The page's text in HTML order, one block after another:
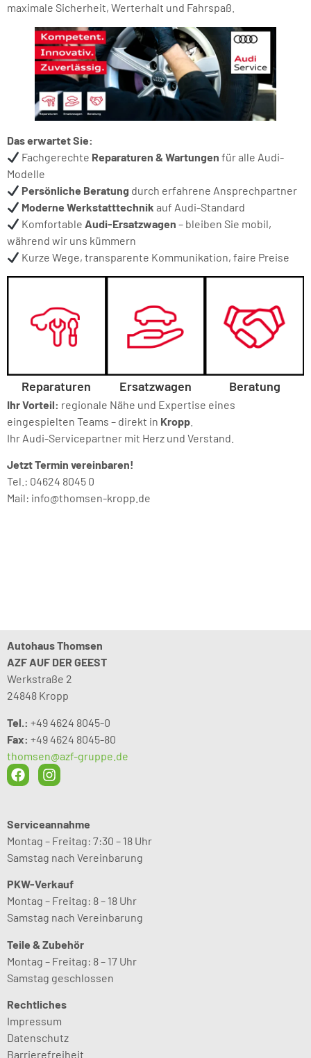
maximale Sicherheit, Werterhalt und Fahrspaß.
Das erwartet Sie:
Fachgerechte Reparaturen & Wartungen für alle Audi-
Modelle
Persönliche Beratung durch erfahrene Ansprechpartner
Moderne Werkstatttechnik auf Audi-Standard
Komfortable Audi-Ersatzwagen – bleiben Sie mobil,
während wir uns kümmern
Kurze Wege, transparente Kommunikation, faire Preise
Reparaturen Ersatzwagen Beratung
Ihr Vorteil: regionale Nähe und Expertise eines
eingespielten Teams – direkt in Kropp
Ihr Audi-Servicepartner mit Herz und Verstand.
Jetzt Termin vereinbaren!
Tel.: 04624 8045 0
Mail: info@thomsen-kropp.de
Autohaus Thomsen
AZF AUF DER GEEST
Werkstraße 2
24848 Kropp
Tel.: +49 4624 8045-0
Fax: +49 4624 8045-80
thomsen@azf-gruppe.de
Serviceannahme
Montag – Freitag: 7:30 – 18 Uhr
Samstag nach Vereinbarung
PKW-Verkauf
Montag – Freitag: 8 – 18 Uhr
Samstag nach Vereinbarung
Teile & Zubehör
Montag – Freitag: 8 – 17 Uhr
Samstag geschlossen
Rechtliches
Impressum
Datenschutz
Barrierefreiheit